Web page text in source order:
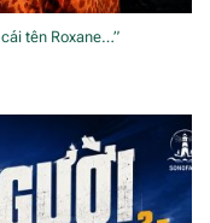
tên Roxane…”